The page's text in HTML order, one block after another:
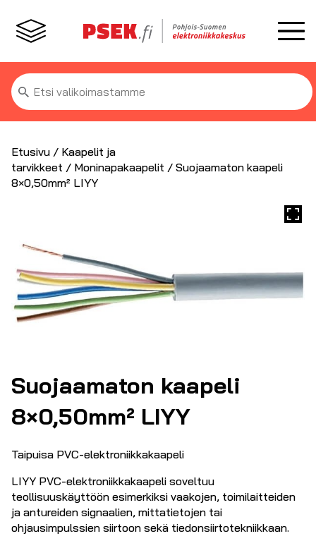
Etsi:
Etusivu / Kaapelit ja
tarvikkeet / Moninapakaapelit / Suojaamaton kaapeli
8×0,50mm² LIYY
Suojaamaton kaapeli
8×0,50mm² LIYY
Taipuisa PVC-elektroniikkakaapeli
LIYY PVC-elektroniikkakaapeli soveltuu
teollisuuskäyttöön esimerkiksi vaakojen, toimilaitteiden
ja antureiden signaalien, mittatietojen tai
ohjausimpulssien siirtoon sekä tiedonsiirtotekniikkaan.